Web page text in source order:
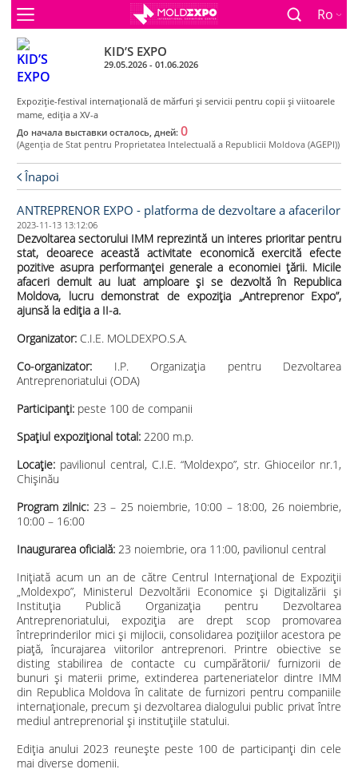
Ro
KID’S EXPO
29.05.2026 - 01.06.2026
Expoziţie-festival internaţională de mărfuri şi servicii pentru copii şi viitoarele
mame, ediţia a XV-a
До начала выставки осталось, дней: 0
(Agenţia de Stat pentru Proprietatea Intelectuală a Republicii Moldova (AGEPI))
Înapoi
ANTREPRENOR EXPO - platforma de dezvoltare a afacerilor
2023-11-13 13:12:06
Dezvoltarea sectorului IMM reprezintă un interes prioritar pentru
stat, deoarece această activitate economică exercită efecte
pozitive asupra performanței generale a economiei țării. Micile
afaceri demult au luat amploare și se dezvoltă în Republica
Moldova, lucru demonstrat de expoziția „Antreprenor Expo”,
ajunsă la ediția a II-a.
Organizator: C.I.E. MOLDEXPO.S.A.
Co-organizator: I.P. Organizația pentru Dezvoltarea
Antreprenoriatului (ODA)
Participanţi: peste 100 de companii
Spaţiul expoziţional total: 2200 m.p.
Locaţie: pavilionul central, C.I.E. “Moldexpo”, str. Ghioceilor nr.1,
Chișinău
Program zilnic: 23 – 25 noiembrie, 10:00 – 18:00, 26 noiembrie,
10:00 – 16:00
Inaugurarea oficială: 23 noiembrie, ora 11:00, pavilionul central
Inițiată acum un an de către Centrul Internațional de Expoziții
„Moldexpo”, Ministerul Dezvoltării Economice și Digitalizării și
Instituția Publică Organizația pentru Dezvoltarea
Antreprenoriatului, expoziția are drept scop promovarea
întreprinderilor mici și mijlocii, consolidarea pozițiilor acestora pe
piață, încurajarea viitorilor antreprenori. Printre obiective se
disting stabilirea de contacte cu cumpărătorii/ furnizorii de
bunuri și materii prime, extinderea parteneriatelor dintre IMM
din Republica Moldova în calitate de furnizori pentru companiile
internaționale, precum și dezvoltarea dialogului public privat între
mediul antreprenorial și instituțiile statului.
Ediţia anului 2023 reunește peste 100 de participanți din cele
mai diverse domenii.